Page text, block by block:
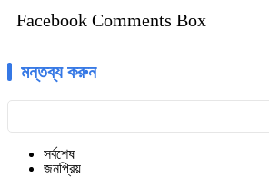
Facebook Comments Box
মন্তব্য করুন
সর্বশেষ
জনপ্রিয়